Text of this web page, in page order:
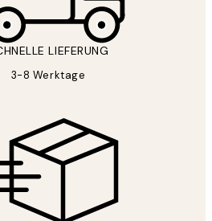
LIEFERUNG
3-8 Werktage